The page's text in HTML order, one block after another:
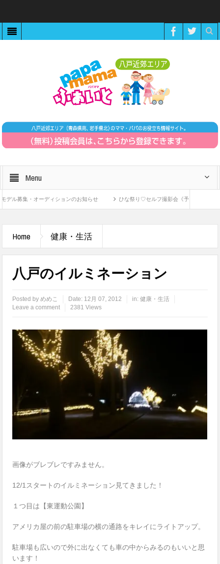
Menu
募集・オーディションのお知らせ ひな祭り♡セルフ撮影会《予約制》
Home 健康・生活
八戸のイルミネーション
Posted byめめこ Date: 12月 07, 2012 in:健康・生活
Leave a comment
2381 Views
画像がブレブレですみません。
12/1スタートのイルミネーション見てきました！
１つ目は【東運動公園】
アメリカ屋の前の駐車場の横の通路をキレイにライトアップ。
駐車場も広いので外に出なくても車の中からみるのもいいと思
います！